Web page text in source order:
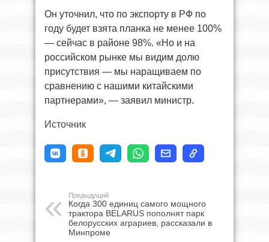
Он уточнил, что по экспорту в РФ по
году будет взята планка не менее 100%
— сейчас в районе 98%. «Но и на
российском рынке мы видим долю
присутствия — мы наращиваем по
сравнению с нашими китайскими
партнерами», — заявил министр.
Источник
Предыдущий
Когда 300 единиц самого мощного
трактора BELARUS пополнят парк
белорусских аграриев, рассказали в
Минпроме